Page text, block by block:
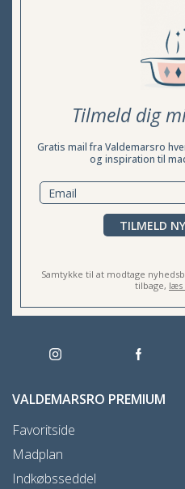
Tilmeld dig
Gratis mail fra Valdemarsro
og inspiration til
TILMELD
Samtykke til at modtage
tilbage, læs
VALDEMARSRO PREMIUM
Favoritside
Madplan
Indkøbsseddel